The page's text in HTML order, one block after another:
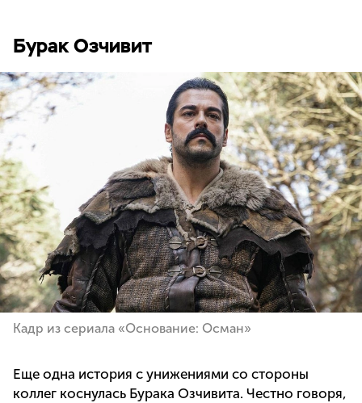
Бурак Озчивит
Кадр из сериала «Основание: Осман»
Еще одна история с унижениями со стороны
коллег коснулась Бурака Озчивита. Честно говоря,